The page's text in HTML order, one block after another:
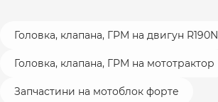
Головка, клапана, ГРМ на двигун R190N
Головка, клапана, ГРМ на мототрактор
Запчастини на мотоблок форте